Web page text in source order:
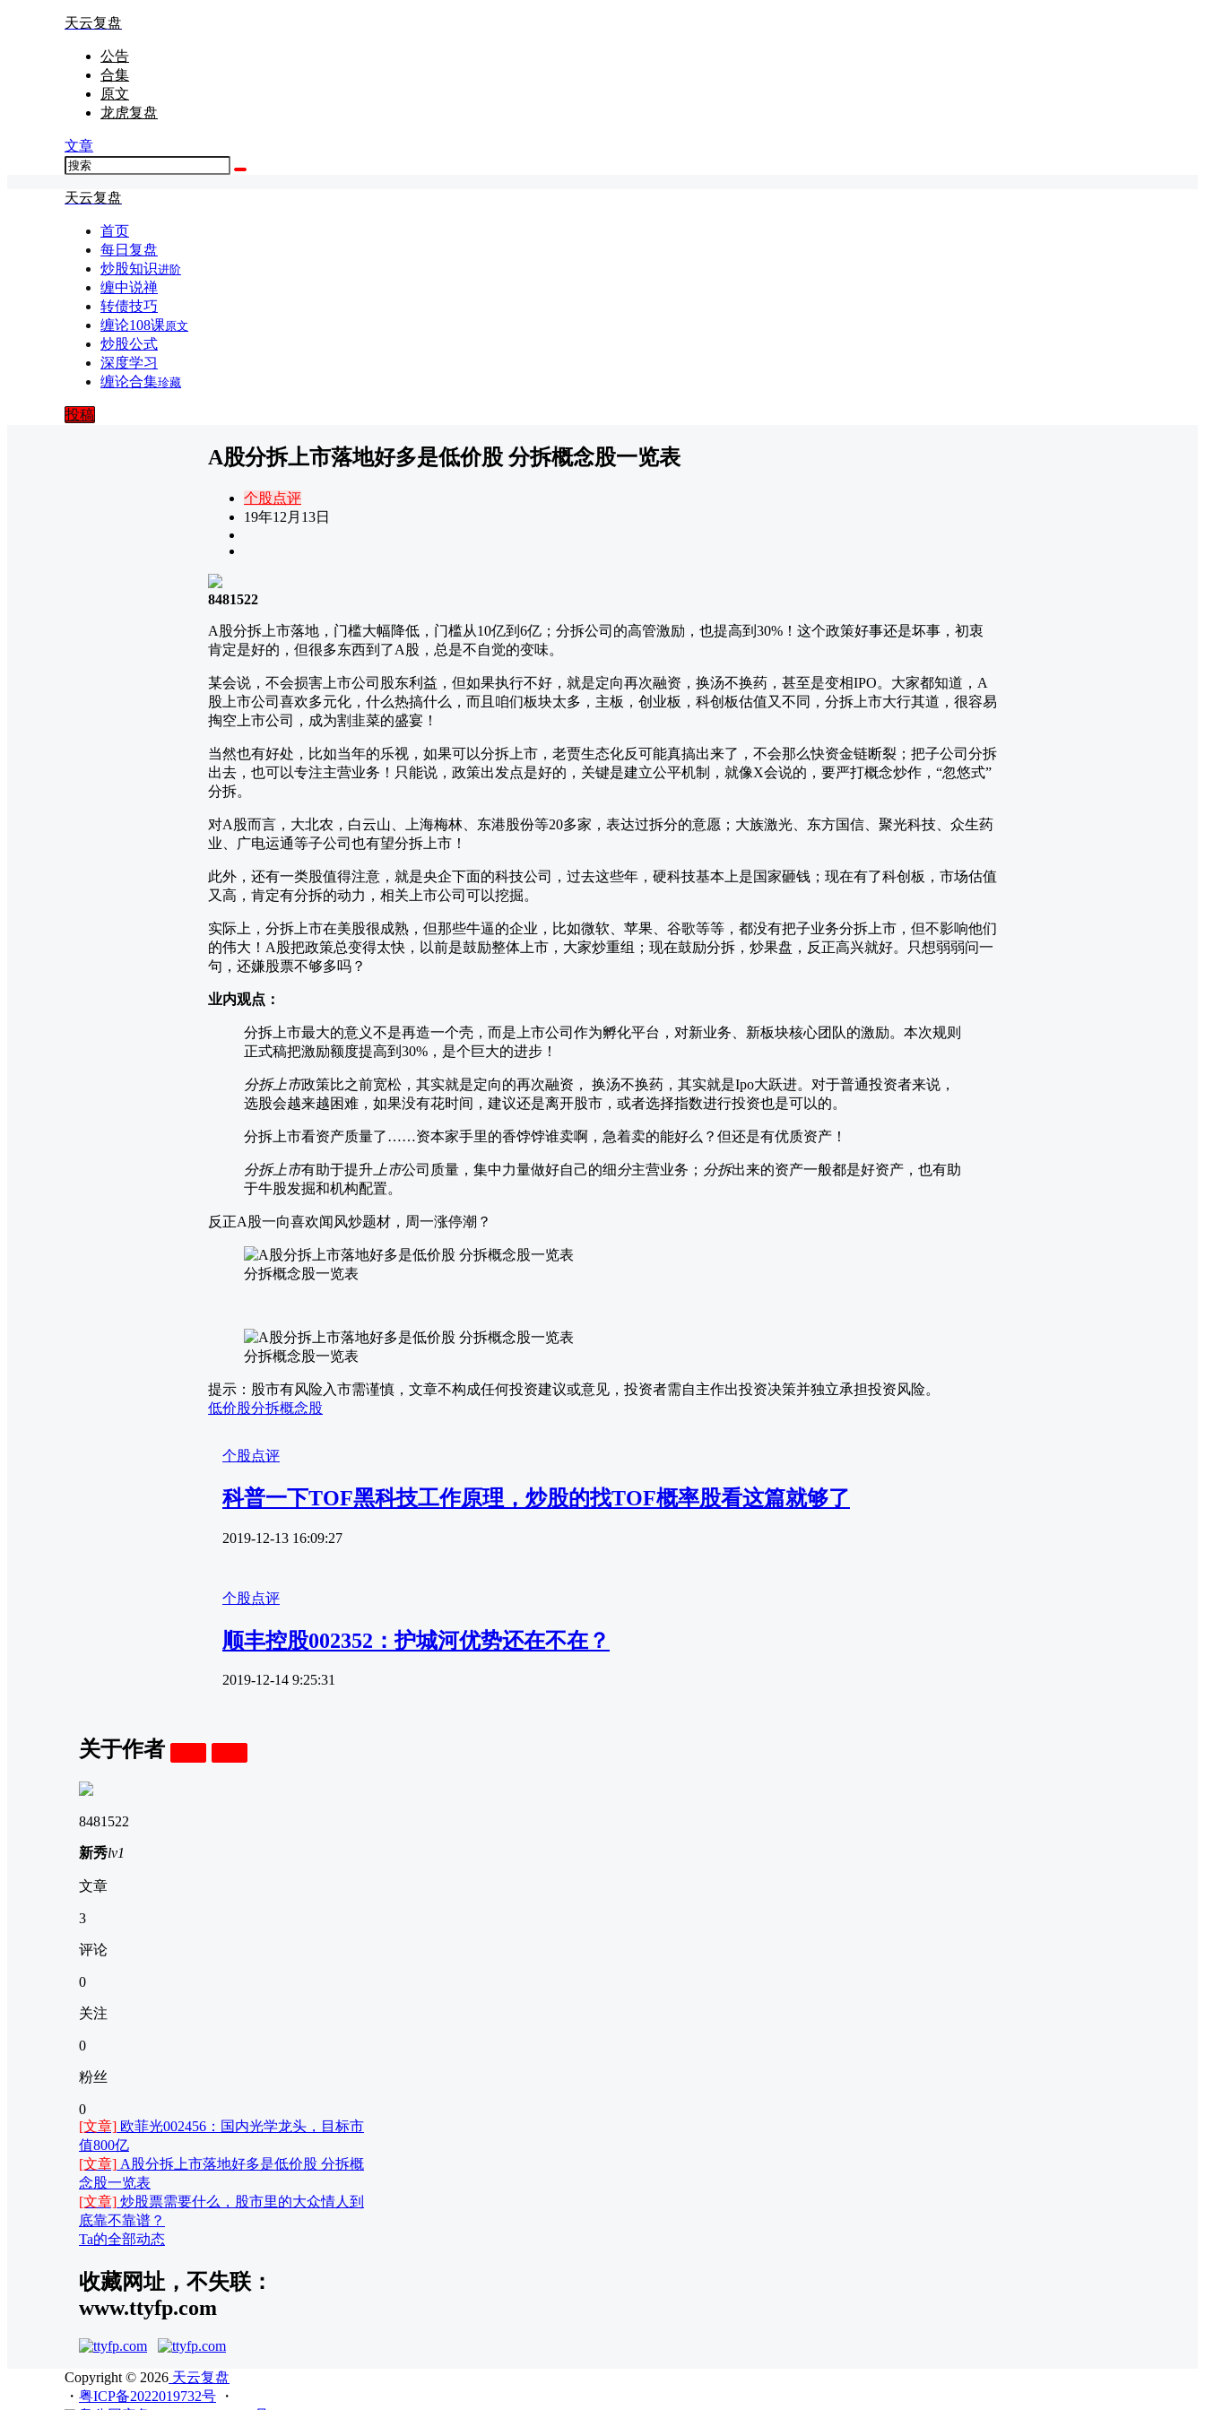
天云复盘
公告
合集
原文
龙虎复盘
文章
天云复盘
首页
每日复盘
炒股知识进阶
缠中说禅
转债技巧
缠论108课原文
炒股公式
深度学习
缠论合集珍藏
投稿
A股分拆上市落地好多是低价股 分拆概念股一览表
个股点评
19年12月13日
8481522
A股分拆上市落地，门槛大幅降低，门槛从10亿到6亿；分拆公司的高管激励，也提高到30%！这个政策好事还是坏事，初衷
肯定是好的，但很多东西到了A股，总是不自觉的变味。
某会说，不会损害上市公司股东利益，但如果执行不好，就是定向再次融资，换汤不换药，甚至是变相IPO。大家都知道，A
股上市公司喜欢多元化，什么热搞什么，而且咱们板块太多，主板，创业板，科创板估值又不同，分拆上市大行其道，很容易
掏空上市公司，成为割韭菜的盛宴！
当然也有好处，比如当年的乐视，如果可以分拆上市，老贾生态化反可能真搞出来了，不会那么快资金链断裂；把子公司分拆
出去，也可以专注主营业务！只能说，政策出发点是好的，关键是建立公平机制，就像X会说的，要严打概念炒作，“忽悠式”
分拆。
对A股而言，大北农，白云山、上海梅林、东港股份等20多家，表达过拆分的意愿；大族激光、东方国信、聚光科技、众生药
业、广电运通等子公司也有望分拆上市！
此外，还有一类股值得注意，就是央企下面的科技公司，过去这些年，硬科技基本上是国家砸钱；现在有了科创板，市场估值
又高，肯定有分拆的动力，相关上市公司可以挖掘。
实际上，分拆上市在美股很成熟，但那些牛逼的企业，比如微软、苹果、谷歌等等，都没有把子业务分拆上市，但不影响他们
的伟大！A股把政策总变得太快，以前是鼓励整体上市，大家炒重组；现在鼓励分拆，炒果盘，反正高兴就好。只想弱弱问一
句，还嫌股票不够多吗？
业内观点：
分拆上市最大的意义不是再造一个壳，而是上市公司作为孵化平台，对新业务、新板块核心团队的激励。本次规则
正式稿把激励额度提高到30%，是个巨大的进步！ ​
分拆上市政策比之前宽松，其实就是定向的再次融资， 换汤不换药，其实就是Ipo大跃进。对于普通投资者来说，
选股会越来越困难，如果没有花时间，建议还是离开股市，或者选择指数进行投资也是可以的。
分拆上市看资产质量了……资本家手里的香饽饽谁卖啊，急着卖的能好么？但还是有优质资产！
分拆上市有助于提升 上市公司质量，集中力量做好自己的细分主营业务； 分拆出来的资产一般都是好资产，也有助
于牛股发掘和机构配置。 ​
反正A股一向喜欢闻风炒题材，周一涨停潮？
分拆概念股一览表
分拆概念股一览表
提示：股市有风险入市需谨慎，文章不构成任何投资建议或意见，投资者需自主作出投资决策并独立承担投资风险。
低价股分拆概念股
个股点评
科普一下TOF黑科技工作原理，炒股的找TOF概率股看这篇就够了
2019-12-13 16:09:27
个股点评
顺丰控股002352：护城河优势还在不在？
2019-12-14 9:25:31
关于作者
8481522
新秀lv1
文章
3
评论
0
关注
0
粉丝
0
[文章] 欧菲光002456：国内光学龙头，目标市
值800亿
[文章] A股分拆上市落地好多是低价股 分拆概
念股一览表
[文章] 炒股票需要什么，股市里的大众情人到
底靠不靠谱？
Ta的全部动态
收藏网址，不失联：
www.ttyfp.com
Copyright © 2026 天云复盘
・ 粤ICP备2022019732号
・